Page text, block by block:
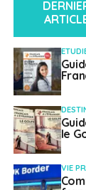
le
VIE